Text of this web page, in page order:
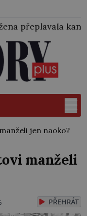
La Manche.
jen naoko?
manželi
PŘEHRÁT